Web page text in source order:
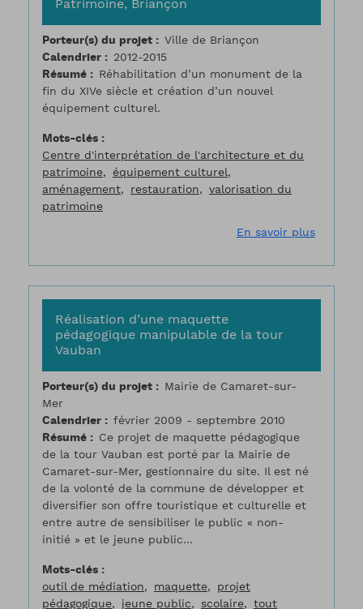
Patrimoine, Briançon
Porteur(s) du projet
Ville de Briançon
Calendrier
2012-2015
Résumé
Réhabilitation d’un monument de la
fin du XIVe siècle et création d’un nouvel
équipement culturel.
Mots-clés
Centre d'interprétation de l'architecture et du
patrimoine
équipement culturel
aménagement
restauration
valorisation du
patrimoine
En savoir plussur
Réalisation d’une maquette
pédagogique manipulable de la tour
Vauban
Porteur(s) du projet
Mairie de Camaret-sur-
Mer
Calendrier
février 2009 - septembre 2010
Résumé
Ce projet de maquette pédagogique
de la tour Vauban est porté par la Mairie de
Camaret-sur-Mer, gestionnaire du site. Il est né
de la volonté de la commune de développer et
diversifier son offre touristique et culturelle et
entre autre de sensibiliser le public « non-
initié » et le jeune public...
Mots-clés
outil de médiation
maquette
projet
pédagogique
jeune public scolaire
tout